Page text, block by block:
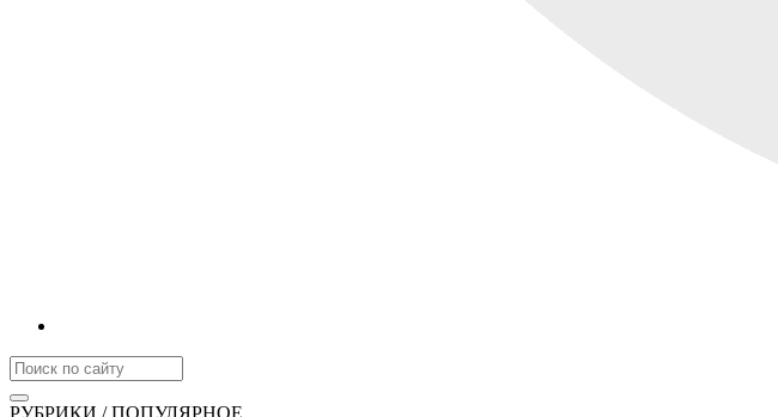
РУБРИКИ / ПОПУЛЯРНОЕ